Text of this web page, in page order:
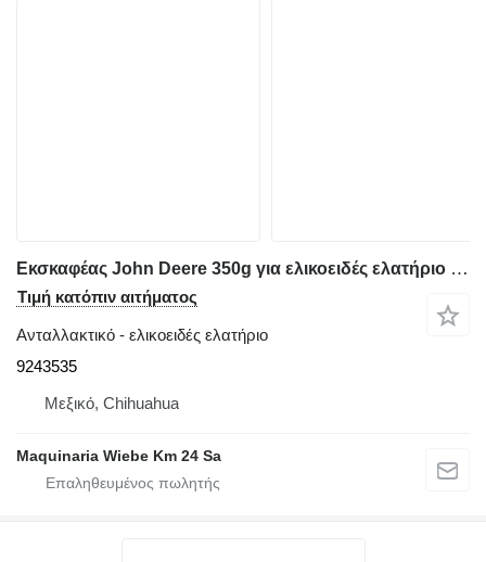
Εκσκαφέας John Deere 350g για ελικοειδές ελατήριο RESORTE DE AJUSTE DE CADENA 9243535
Τιμή κατόπιν αιτήματος
Ανταλλακτικό - ελικοειδές ελατήριο
9243535
Μεξικό, Chihuahua
Maquinaria Wiebe Km 24 Sa